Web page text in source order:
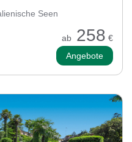
Seen
ab 258 €
Angebote